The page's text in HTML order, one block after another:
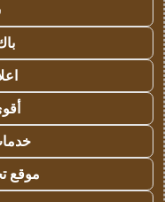
خدمات
موقع